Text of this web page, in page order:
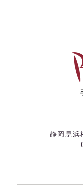
静岡県浜